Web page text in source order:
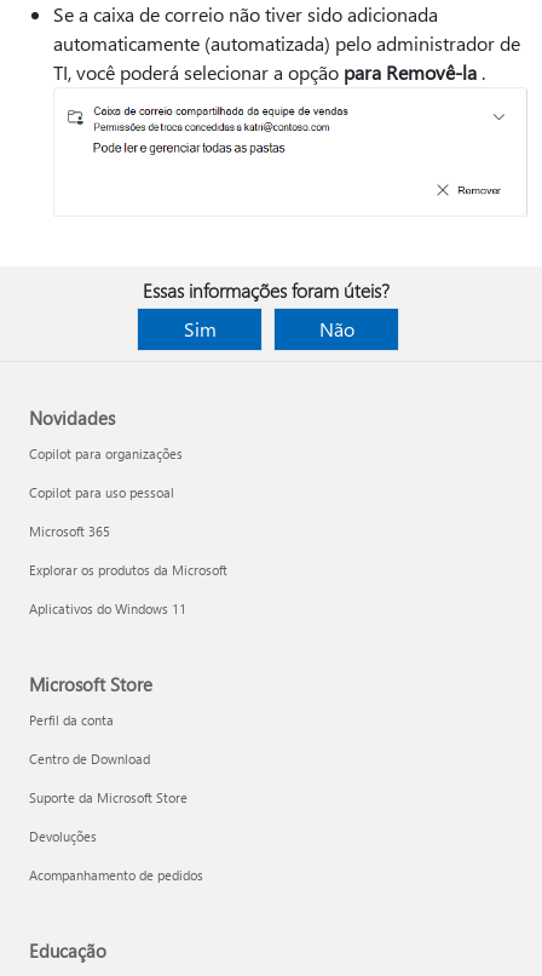
Se a caixa de correio não tiver sido adicionada
automaticamente (automatizada) pelo administrador de
TI, você poderá selecionar a opção para Removê-la .
Essas informações foram úteis?
Sim
Não
Novidades
Copilot para organizações
Copilot para uso pessoal
Microsoft 365
Explorar os produtos da Microsoft
Aplicativos do Windows 11
Microsoft Store
Perfil da conta
Centro de Download
Suporte da Microsoft Store
Devoluções
Acompanhamento de pedidos
Educação